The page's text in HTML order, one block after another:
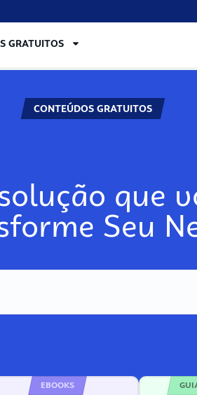
GRATUITOS
CONTEÚDOS GRATUITOS
que
Seu
EBOOKS